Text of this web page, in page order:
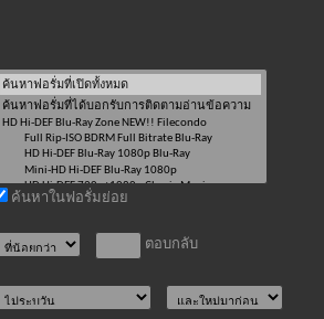
ค้นหาในฟอรั่มย่อย
ตอบกลับ